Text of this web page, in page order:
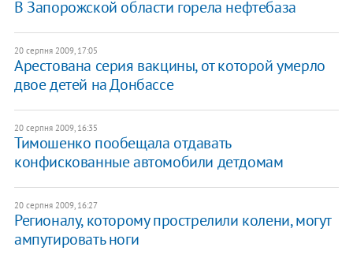
В Запорожской области горела нефтебаза
20 серпня 2009, 17:05
Арестована серия вакцины, от которой умерло
двое детей на Донбассе
20 серпня 2009, 16:35
Тимошенко пообещала отдавать
конфискованные автомобили детдомам
20 серпня 2009, 16:27
Регионалу, которому прострелили колени, могут
ампутировать ноги